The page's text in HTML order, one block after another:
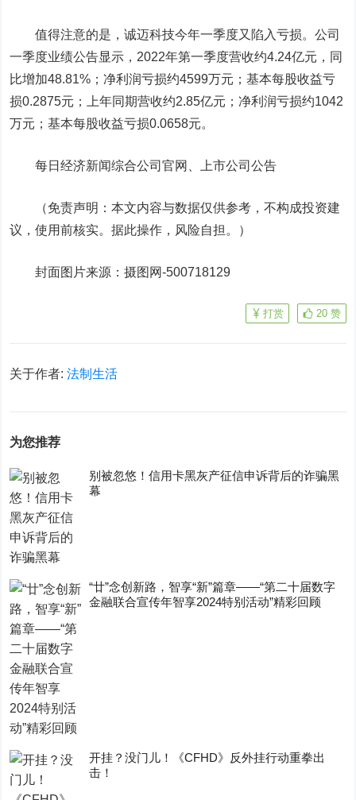
值得注意的是，诚迈科技今年一季度又陷入亏损。公司
一季度业绩公告显示，2022年第一季度营收约4.24亿元，同
比增加48.81%；净利润亏损约4599万元；基本每股收益亏
损0.2875元；上年同期营收约2.85亿元；净利润亏损约1042
万元；基本每股收益亏损0.0658元。
每日经济新闻综合公司官网、上市公司公告
（免责声明：本文内容与数据仅供参考，不构成投资建
议，使用前核实。据此操作，风险自担。）
封面图片来源：摄图网-500718129
20 赞
打赏
关于作者:法制生活
为您推荐
别被忽悠！信用卡黑灰产征信申诉背后的诈骗黑
幕
“廿”念创新路，智享“新”篇章——“第二十届数字
金融联合宣传年智享2024特别活动”精彩回顾
开挂？没门儿！《CFHD》反外挂行动重拳出
击！